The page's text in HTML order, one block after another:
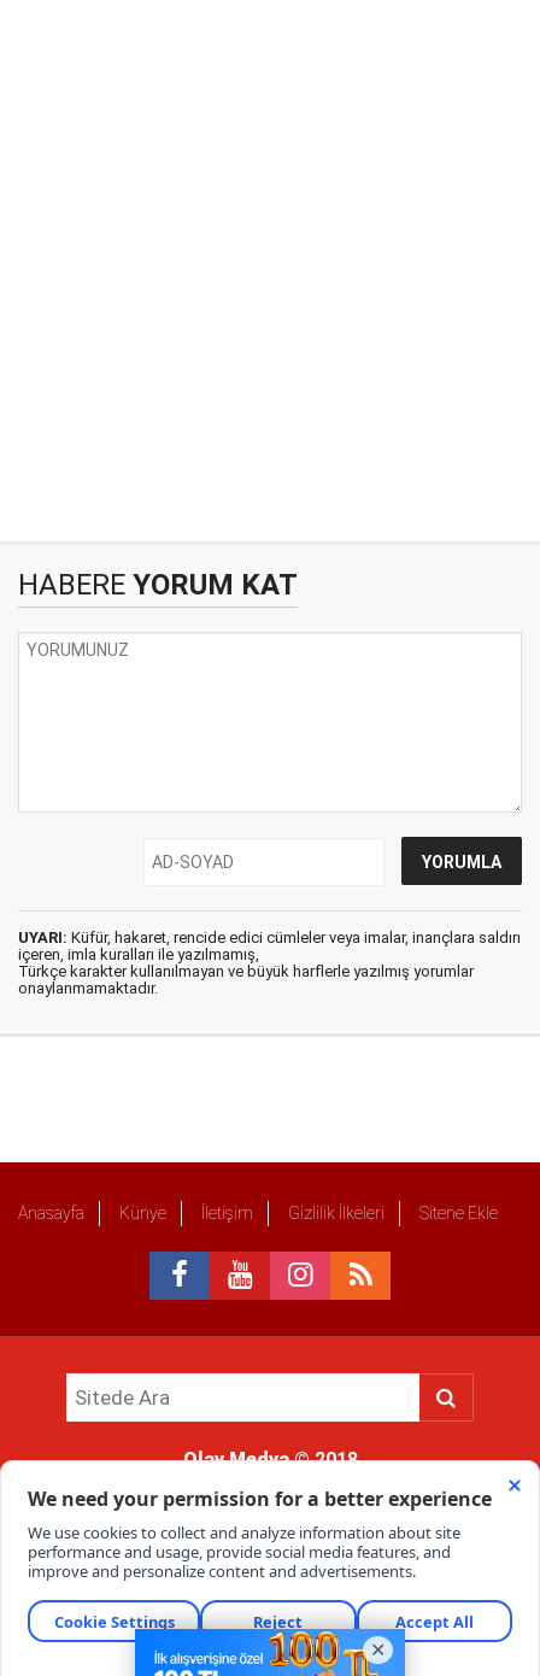
HABERE YORUM KAT
UYARI: Küfür, hakaret, rencide edici cümleler veya imalar, inançlara saldırı
içeren, imla kuralları ile yazılmamış,
Türkçe karakter kullanılmayan ve büyük harflerle yazılmış yorumlar
onaylanmamaktadır.
Anasayfa Künye İletişim Gizlilik İlkeleri Sitene Ekle
Olay Medya© 2018
kullanımı hukuki yaptırıma tabidir.
Haber Portalı Yazılımı